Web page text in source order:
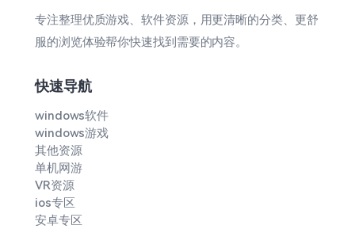
专注整理优质游戏、软件资源，用更清晰的分类、更舒
服的浏览体验帮你快速找到需要的内容。
快速导航
windows软件
windows游戏
其他资源
单机网游
VR资源
ios专区
安卓专区